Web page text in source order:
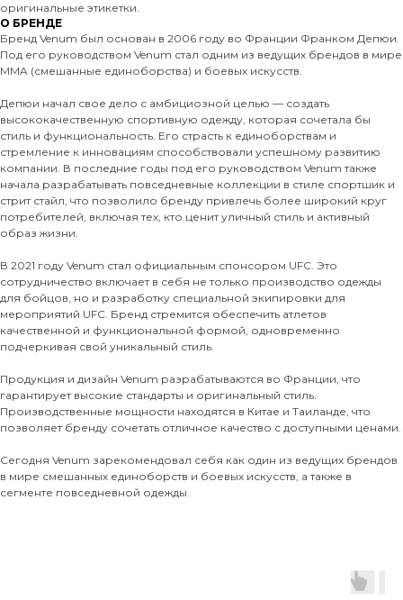
оригинальные этикетки.
О БРЕНДЕ
Бренд Venum был основан в 2006 году во Франции Франком Депюи.
Под его руководством Venum стал одним из ведущих брендов в мире
MMA (смешанные единоборства) и боевых искусств.
Депюи начал свое дело с амбициозной целью — создать
высококачественную спортивную одежду, которая сочетала бы
стиль и функциональность. Его страсть к единоборствам и
стремление к инновациям способствовали успешному развитию
компании. В последние годы под его руководством Venum также
начала разрабатывать повседневные коллекции в стиле спортшик и
стрит стайл, что позволило бренду привлечь более широкий круг
потребителей, включая тех, кто ценит уличный стиль и активный
образ жизни.
В 2021 году Venum стал официальным спонсором UFC. Это
сотрудничество включает в себя не только производство одежды
для бойцов, но и разработку специальной экипировки для
мероприятий UFC. Бренд стремится обеспечить атлетов
качественной и функциональной формой, одновременно
подчеркивая свой уникальный стиль.
Продукция и дизайн Venum разрабатываются во Франции, что
гарантирует высокие стандарты и оригинальный стиль.
Производственные мощности находятся в Китае и Таиланде, что
позволяет бренду сочетать отличное качество с доступными ценами.
Сегодня Venum зарекомендовал себя как один из ведущих брендов
в мире смешанных единоборств и боевых искусств, а также в
сегменте повседневной одежды.